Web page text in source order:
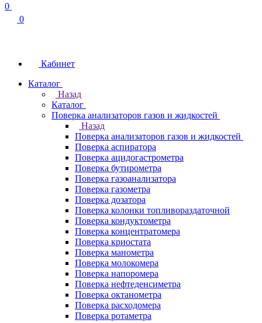
0
0
Кабинет
Каталог
Назад
Каталог
Поверка анализаторов газов и жидкостей
Назад
Поверка анализаторов газов и жидкостей
Поверка аспиратора
Поверка ацидогастрометра
Поверка бутирометра
Поверка газоанализатора
Поверка газометра
Поверка дозатора
Поверка колонки топливораздаточной
Поверка кондуктометра
Поверка концентратомера
Поверка криостата
Поверка манометра
Поверка молокомера
Поверка напоромера
Поверка нефтеденсиметра
Поверка октанометра
Поверка расходомера
Поверка ротаметра